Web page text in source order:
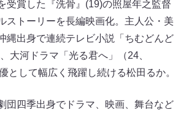
受賞した『洗骨』(19)の照屋年之監督
ストーリーを長編映画化。主人公・美
縄出身で連続テレビ小説「ちむどんど
大河ドラマ「光る君へ」（24、
として幅広く飛躍し続ける松田るか。
団四季出身でドラマ、映画、舞台など